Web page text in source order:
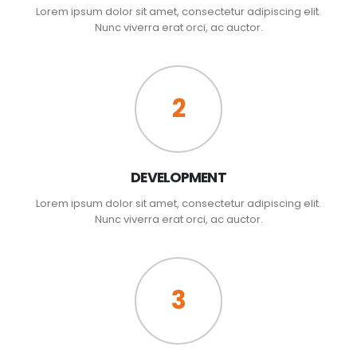
Lorem ipsum dolor sit amet, consectetur adipiscing elit.
Nunc viverra erat orci, ac auctor.
2
DEVELOPMENT
Lorem ipsum dolor sit amet, consectetur adipiscing elit.
Nunc viverra erat orci, ac auctor.
3